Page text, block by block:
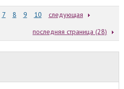
7 8 9 10
следующая
последняя страница (28)